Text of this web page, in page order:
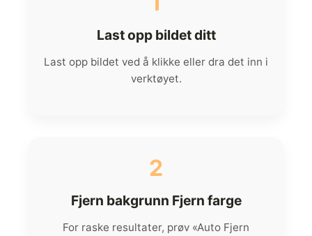
Last opp bildet ditt
Last opp bildet ved å klikke eller dra det inn i
verktøyet.
2
Fjern bakgrunn Fjern farge
For raske resultater, prøv «Auto Fjern